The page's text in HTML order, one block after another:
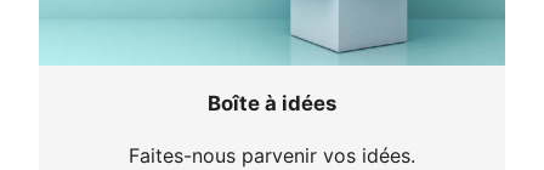
Boîte à idées
Faites-nous parvenir vos idées.